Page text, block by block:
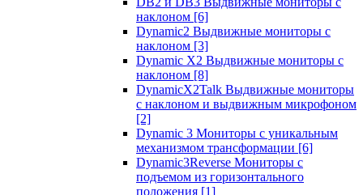
наклоном [6]
Dynamic2 Выдвижные мониторы с
наклоном [3]
Dynamic X2 Выдвижные мониторы с
наклоном [8]
DynamicX2Talk Выдвижные мониторы
с наклоном и выдвижным микрофоном
[2]
Dynamic 3 Мониторы с уникальным
механизмом трансформации [6]
Dynamic3Reverse Мониторы с
подъемом из горизонтального
положения [1]